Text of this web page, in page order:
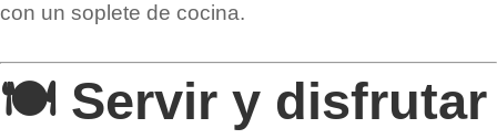
con un soplete de cocina.
🍽️ Servir y disfrutar